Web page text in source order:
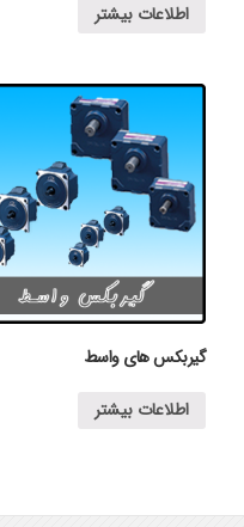
اطلاعات بیشتر
گیربکس های واسط
اطلاعات بیشتر